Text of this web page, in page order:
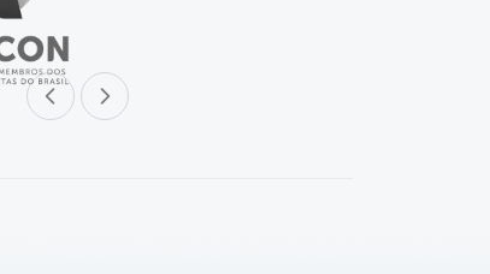
Parceiro anterior
Próximo parceiro